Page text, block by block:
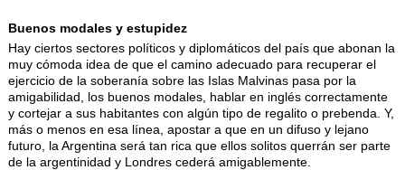
LINKS
SOCIOS
NEWSLETTER
SUSCRIBIRSE
Buenos modales y estupidez
Hay ciertos sectores políticos y diplomáticos del país que abonan la
muy cómoda idea de que el camino adecuado para recuperar el
ejercicio de la soberanía sobre las Islas Malvinas pasa por la
amigabilidad, los buenos modales, hablar en inglés correctamente
y cortejar a sus habitantes con algún tipo de regalito o prebenda. Y,
más o menos en esa línea, apostar a que en un difuso y lejano
futuro, la Argentina será tan rica que ellos solitos querrán ser parte
de la argentinidad y Londres cederá amigablemente.